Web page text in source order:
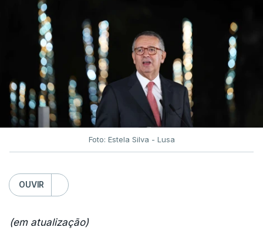
Foto: Estela Silva - Lusa
OUVIR
(em atualização)